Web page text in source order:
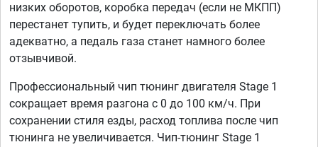
низких оборотов, коробка передач (если не МКПП)
перестанет тупить, и будет переключать более
адекватно, а педаль газа станет намного более
отзывчивой.
Профессиональный чип тюнинг двигателя Stage 1
сокращает время разгона с 0 до 100 км/ч. При
сохранении стиля езды, расход топлива после чип
тюнинга не увеличивается. Чип-тюнинг Stage 1